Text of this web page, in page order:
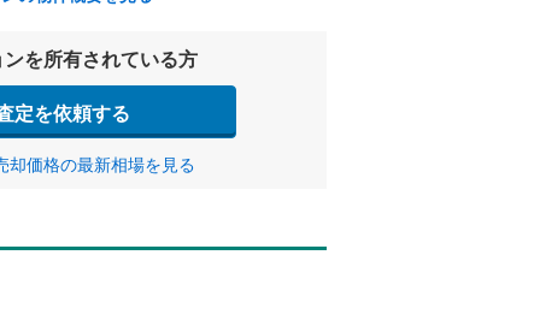
を所有されている方
定を依頼する
却価格の最新相場を見る